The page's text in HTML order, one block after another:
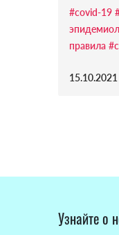
#covid-19
правила
15.10.2021
Узнайте о